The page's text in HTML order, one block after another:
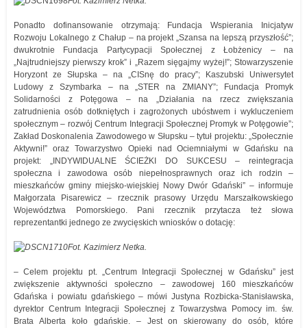
Ponadto dofinansowanie otrzymają: Fundacja Wspierania Inicjatyw
Rozwoju Lokalnego z Chałup – na projekt „Szansa na lepszą przyszłość”;
dwukrotnie Fundacja Partycypacji Społecznej z Łobżenicy – na
„Najtrudniejszy pierwszy krok” i „Razem sięgajmy wyżej!”; Stowarzyszenie
Horyzont ze Słupska – na „CISnę do pracy”; Kaszubski Uniwersytet
Ludowy z Szymbarka – na „STER na ZMIANY”; Fundacja Promyk
Solidarności z Potęgowa – na „Działania na rzecz zwiększania
zatrudnienia osób dotkniętych i zagrożonych ubóstwem i wykluczeniem
społecznym – rozwój Centrum Integracji Społecznej Promyk w Potęgowie”;
Zakład Doskonalenia Zawodowego w Słupsku – tytuł projektu: „Społecznie
Aktywni!” oraz Towarzystwo Opieki nad Ociemniałymi w Gdańsku na
projekt: „INDYWIDUALNE ŚCIEŻKI DO SUKCESU – reintegracja
społeczna i zawodowa osób niepełnosprawnych oraz ich rodzin –
mieszkańców gminy miejsko-wiejskiej Nowy Dwór Gdański” – informuje
Małgorzata Pisarewicz – rzecznik prasowy Urzędu Marszałkowskiego
Województwa Pomorskiego. Pani rzecznik przytacza też słowa
reprezentantki jednego ze zwycięskich wniosków o dotację:
Fot. Kazimierz Netka.
– Celem projektu pt. „Centrum Integracji Społecznej w Gdańsku” jest
zwiększenie aktywności społeczno – zawodowej 160 mieszkańców
Gdańska i powiatu gdańskiego – mówi Justyna Rozbicka-Stanisławska,
dyrektor Centrum Integracji Społecznej z Towarzystwa Pomocy im. św.
Brata Alberta koło gdańskie. – Jest on skierowany do osób, które